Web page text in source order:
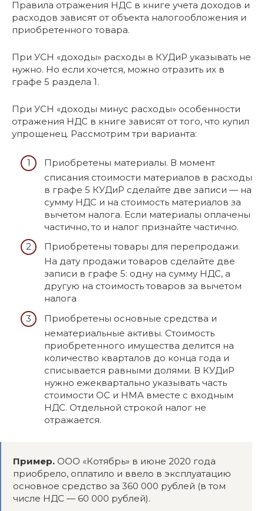
Правила отражения НДС в книге учета доходов и
расходов зависят от объекта налогообложения и
приобретенного товара.
При УСН «доходы» расходы в КУДиР указывать не
нужно. Но если хочется, можно отразить их в
графе 5 раздела 1.
При УСН «доходы минус расходы» особенности
отражения НДС в книге зависят от того, что купил
упрощенец. Рассмотрим три варианта:
Приобретены материалы. В момент
списания стоимости материалов в расходы
в графе 5 КУДиР сделайте две записи — на
сумму НДС и на стоимость материалов за
вычетом налога. Если материалы оплачены
частично, то и налог признайте частично.
Приобретены товары для перепродажи.
На дату продажи товаров сделайте две
записи в графе 5: одну на сумму НДС, а
другую на стоимость товаров за вычетом
налога
Приобретены основные средства и
нематериальные активы. Стоимость
приобретенного имущества делится на
количество кварталов до конца года и
списывается равными долями. В КУДиР
нужно ежеквартально указывать часть
стоимости ОС и НМА вместе с входным
НДС. Отдельной строкой налог не
отражается.
Пример. ООО «Котябрь» в июне 2020 года
приобрело, оплатило и ввело в эксплуатацию
основное средство за 360 000 рублей (в том
числе НДС — 60 000 рублей).